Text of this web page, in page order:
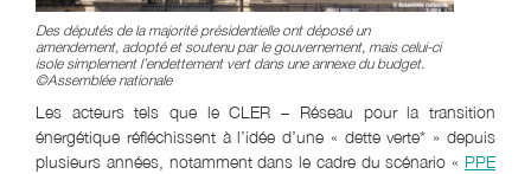
Des députés de la majorité présidentielle ont déposé un
amendement, adopté et soutenu par le gouvernement, mais celui-ci
isole simplement l’endettement vert dans une annexe du budget.
©Assemblée nationale
Les acteurs tels que le CLER – Réseau pour la transition
énergétique réfléchissent à l’idée d’une « dette verte* » depuis
plusieurs années, notamment dans le cadre du scénario « PPE